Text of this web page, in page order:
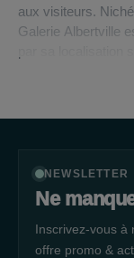
aux visiteurs.
Galerie Albertville
L'accessibilité de
d'un vaste parking
stationnement
de vélo, des racks
garantir sécurité
NEWSLETTER
Ne
Inscrivez-vous à
offre promo &